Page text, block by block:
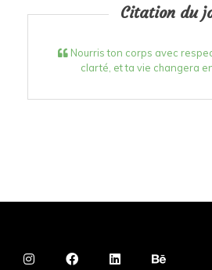
Citation du
Nourris ton corps avec
clarté, et ta vie changera